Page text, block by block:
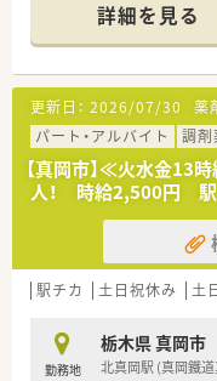
詳細を見る
更新日： 2026/07/30 薬
パート・アルバイト
調剤
【真岡市】≪火水金
人！ 時給2,500円 駅
駅チカ 土日祝休み 土
勤務地
栃木県 真岡市
北真岡駅 (真岡鐵